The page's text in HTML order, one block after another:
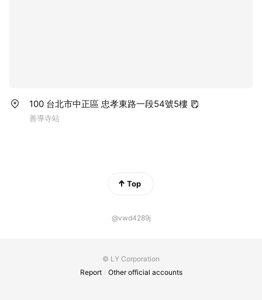
100 台北市中正區 忠孝東路一段54號5樓
善導寺站
Top
@vwd4289j
© LY Corporation
Report
Other official accounts